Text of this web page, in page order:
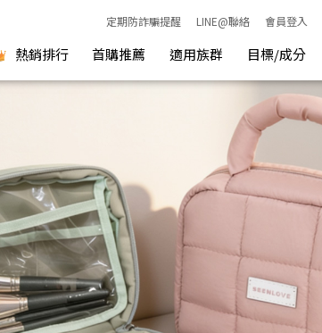
定期防詐騙提醒 LINE@聯絡 會員登入
熱銷排行 首購推薦 適用族群 目標/成分